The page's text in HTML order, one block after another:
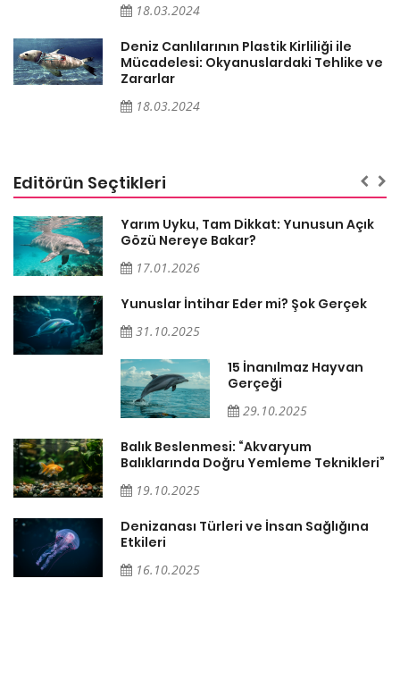
18.03.2024
Deniz Canlılarının Plastik Kirliliği ile
Mücadelesi: Okyanuslardaki Tehlike ve
Zararlar
18.03.2024
Editörün Seçtikleri
Yarım Uyku, Tam Dikkat: Yunusun Açık
Gözü Nereye Bakar?
17.01.2026
Yunuslar İntihar Eder mi? Şok Gerçek
31.10.2025
15 İnanılmaz Hayvan
Gerçeği
29.10.2025
Balık Beslenmesi: “Akvaryum
Balıklarında Doğru Yemleme Teknikleri”
19.10.2025
Denizanası Türleri ve İnsan Sağlığına
Etkileri
16.10.2025